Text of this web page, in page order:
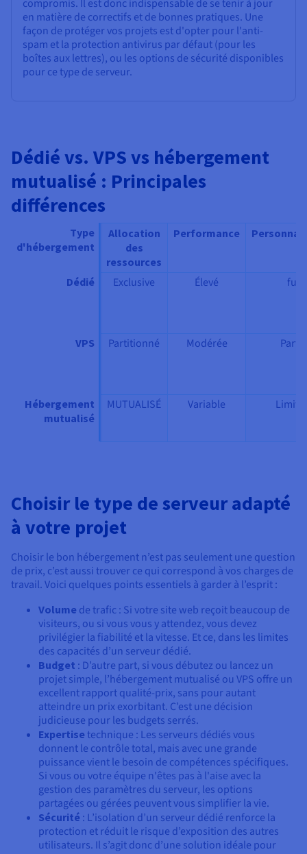
compromis. Il est donc indispensable de se tenir à jour
en matière de correctifs et de bonnes pratiques. Une
façon de protéger vos projets est d'opter pour l'anti-
spam et la protection antivirus par défaut (pour les
boîtes aux lettres), ou les options de sécurité disponibles
pour ce type de serveur.
Dédié vs. VPS vs hébergement
mutualisé : Principales
différences
Type
d'hébergement
Allocation
des
ressources
Performance
Dédié Exclusive Élevé full
VPS Partitionné Modérée
Hébergement
mutualisé
MUTUALISÉ Variable
Choisir le type de serveur adapté
à votre projet
Choisir le bon hébergement n’est pas seulement une question
de prix, c’est aussi trouver ce qui correspond à vos charges de
travail. Voici quelques points essentiels à garder à l’esprit :
Volume de trafic : Si votre site web reçoit beaucoup de
visiteurs, ou si vous vous y attendez, vous devez
privilégier la fiabilité et la vitesse. Et ce, dans les limites
des capacités d’un serveur dédié.
Budget : D’autre part, si vous débutez ou lancez un
projet simple, l’hébergement mutualisé ou VPS offre un
excellent rapport qualité-prix, sans pour autant
atteindre un prix exorbitant. C’est une décision
judicieuse pour les budgets serrés.
Expertise technique : Les serveurs dédiés vous
donnent le contrôle total, mais avec une grande
puissance vient le besoin de compétences spécifiques.
Si vous ou votre équipe n'êtes pas à l'aise avec la
gestion des paramètres du serveur, les options
partagées ou gérées peuvent vous simplifier la vie.
Sécurité : L’isolation d’un serveur dédié renforce la
protection et réduit le risque d’exposition des autres
utilisateurs. Il s’agit donc d’une solution idéale pour